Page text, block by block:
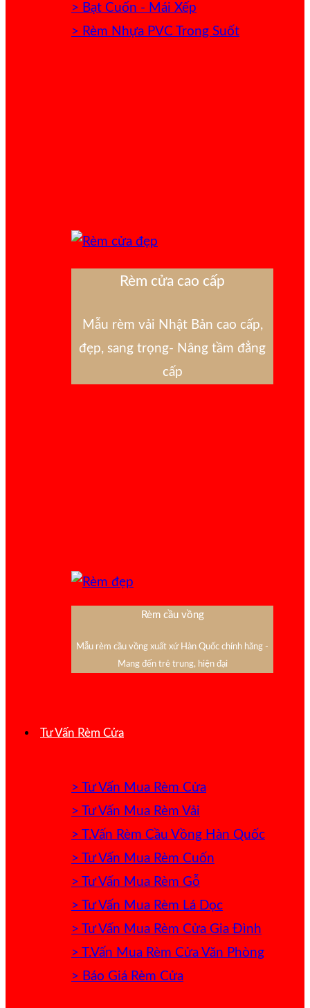
> Bạt Cuốn - Mái Xếp
> Rèm Nhựa PVC Trong Suốt
Rèm cửa cao cấp
Mẫu rèm vải Nhật Bản cao cấp,
đẹp, sang trọng- Nâng tầm đẳng
cấp
Rèm cầu vồng
Mẫu rèm cầu vồng xuất xứ Hàn Quốc chính hãng -
Mang đến trẻ trung, hiện đại
Tư Vấn Rèm Cửa
> Tư Vấn Mua Rèm Cửa
> Tư Vấn Mua Rèm Vải
> T.Vấn Rèm Cầu Vồng Hàn Quốc
> Tư Vấn Mua Rèm Cuốn
> Tư Vấn Mua Rèm Gỗ
> Tư Vấn Mua Rèm Lá Dọc
> Tư Vấn Mua Rèm Cửa Gia Đình
> T.Vấn Mua Rèm Cửa Văn Phòng
> Báo Giá Rèm Cửa